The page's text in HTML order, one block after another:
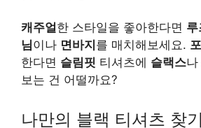
캐주얼한 스타일을 좋아한다면 루
님이나 면바지 를 매치해보세요.
한다면 슬림핏 티셔츠에 슬랙스나
보는 건 어떨까요?
나만의 블랙 티셔츠 찾기